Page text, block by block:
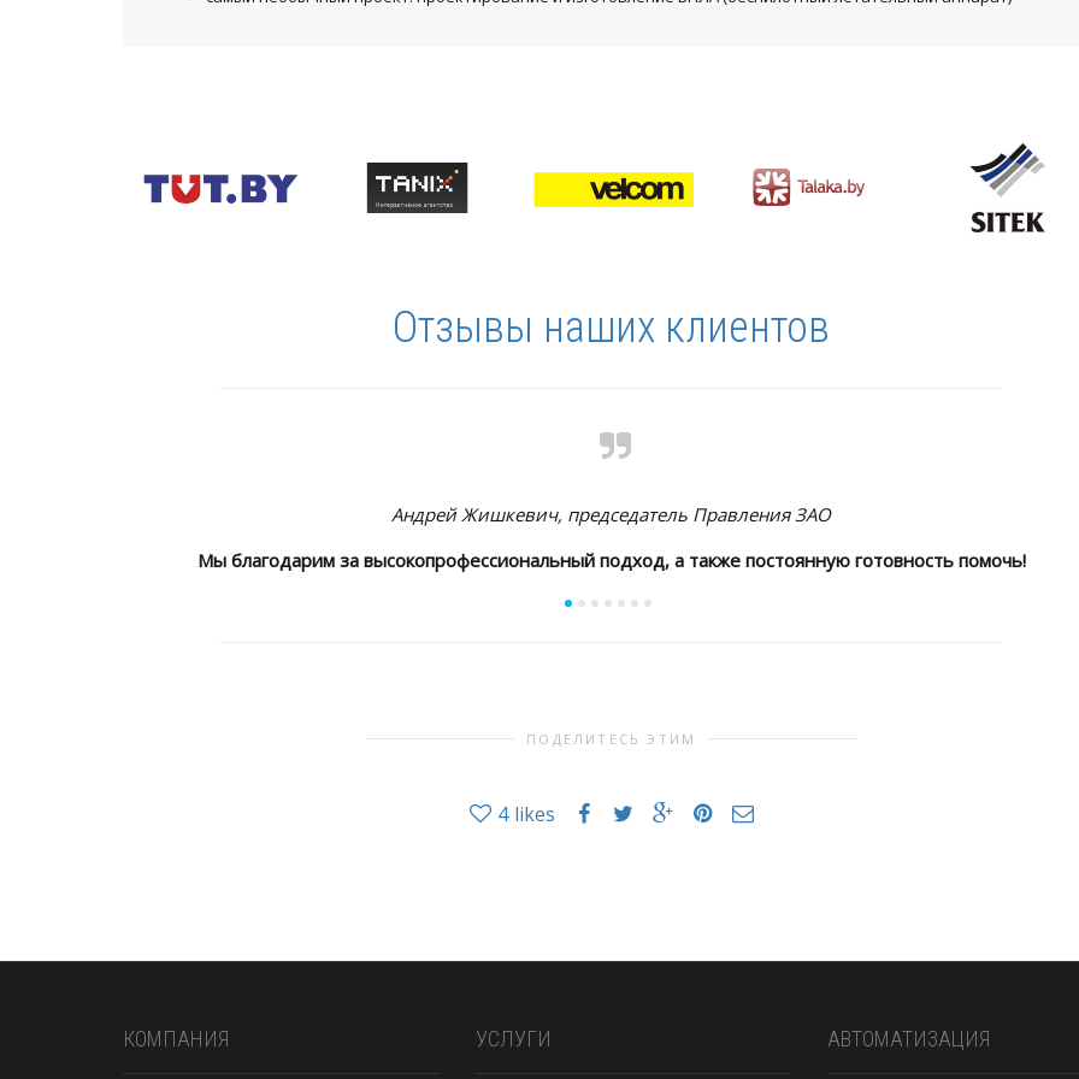
Отзывы наших клиентов
Андрей Жишкевич, председатель Правления ЗАО
Мы благодарим за высокопрофессиональный подход, а также постоянную готовность помочь!
ПОДЕЛИТЕСЬ ЭТИМ
4 likes
КОМПАНИЯ УСЛУГИ АВТОМАТИЗАЦИЯ